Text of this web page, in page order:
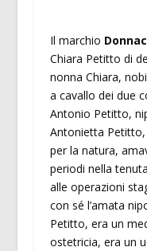
Il marchio
Chiara Petitto di
nonna Chiara,
a cavallo dei due
Antonio Petitto,
Antonietta Petitto,
per la natura,
periodi nella
alle operazioni
con sé l’amata
Petitto, era un
ostetricia, era un